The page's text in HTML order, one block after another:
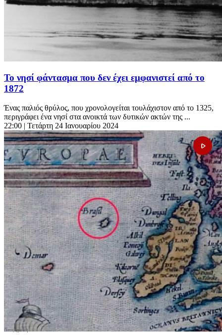
Το νησί φάντασμα που δεν έχει εμφανιστεί από το
1872
Ένας παλιός θρύλος, που χρονολογείται τουλάχιστον από το 1325,
περιγράφει ένα νησί στα ανοικτά των δυτικών ακτών της ...
22:00 | Τετάρτη 24 Ιανουαρίου 2024